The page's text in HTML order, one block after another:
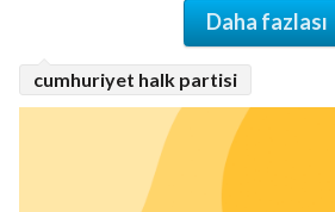
Daha fazlası
cumhuriyet halk partisi